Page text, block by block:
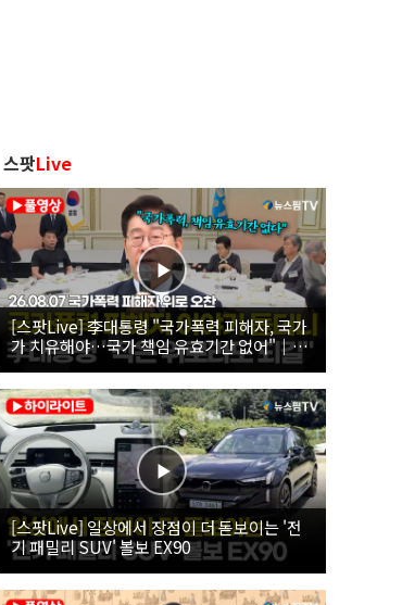
스팟Live
[스팟Live] 李대통령 "국가폭력 피해자, 국가
가 치유해야…국가 책임 유효기간 없어"｜
26.08.07 국가폭력 피해자 위로 오찬
[스팟Live] 일상에서 장점이 더 돋보이는 '전
기 패밀리 SUV' 볼보 EX90